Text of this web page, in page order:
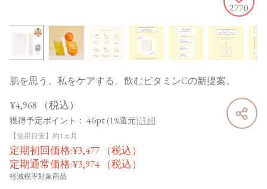
2770
肌を思う、私をケアする。飲むビタミンCの新提案。
¥4,968 （税込）
獲得予定ポイント： 46pt (1%還元)詳細
【使用目安】約1ヵ月
定期初回価格:¥3,477（税込）
定期通常価格:¥3,974（税込）
軽減税率対象商品